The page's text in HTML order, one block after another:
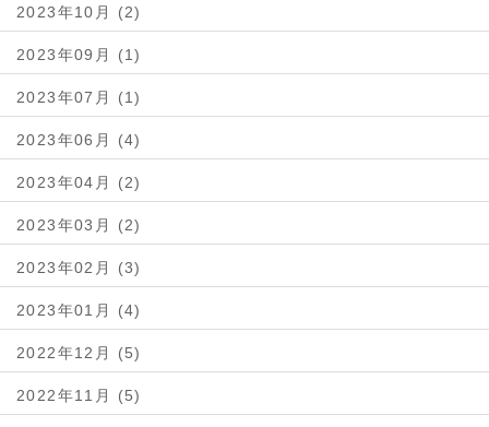
2023年10月 (2)
2023年09月 (1)
2023年07月 (1)
2023年06月 (4)
2023年04月 (2)
2023年03月 (2)
2023年02月 (3)
2023年01月 (4)
2022年12月 (5)
2022年11月 (5)